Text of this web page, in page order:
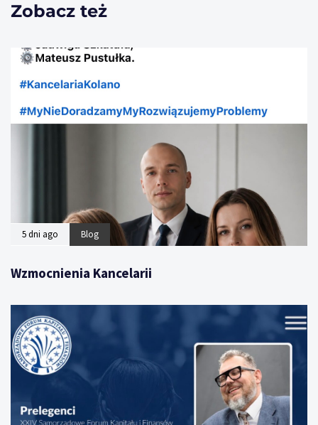
Zobacz też
5 dni ago Blog
Wzmocnienia Kancelarii